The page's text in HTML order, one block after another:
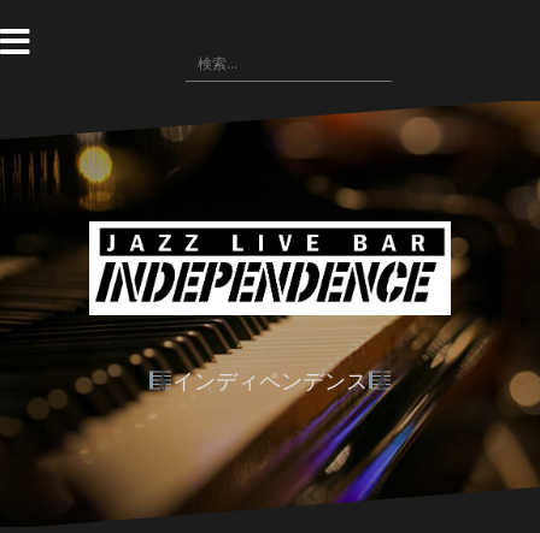
ン
テ
へ
ス
検
索:
インディペンデンス